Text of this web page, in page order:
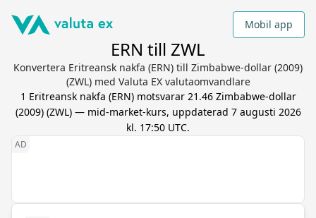
Mobil app
ERN till ZWL
Konvertera Eritreansk nakfa (ERN) till Zimbabwe-dollar (2009)
(ZWL) med Valuta EX valutaomvandlare
1 Eritreansk nakfa (ERN) motsvarar 21.46 Zimbabwe-dollar
(2009)(ZWL) — mid-market-kurs, uppdaterad 7 augusti 2026
kl. 17:50 UTC.